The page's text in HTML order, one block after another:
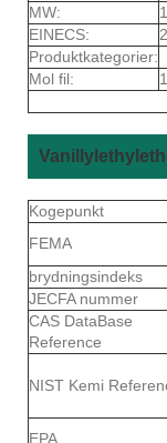
MW:
EINECS:
Produktkategorier:
Mol fil:
Kogepunkt
FEMA
brydningsindeks
JECFA nummer
CAS DataBase
Reference
NIST Kemi
EPA